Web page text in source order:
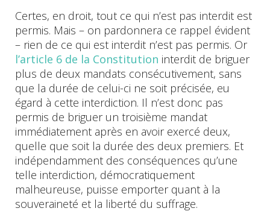
Certes, en droit, tout ce qui n’est pas interdit est
permis. Mais – on pardonnera ce rappel évident
– rien de ce qui est interdit n’est pas permis. Or
l’article 6 de la Constitution interdit de briguer
plus de deux mandats consécutivement, sans
que la durée de celui-ci ne soit précisée, eu
égard à cette interdiction. Il n’est donc pas
permis de briguer un troisième mandat
immédiatement après en avoir exercé deux,
quelle que soit la durée des deux premiers. Et
indépendamment des conséquences qu’une
telle interdiction, démocratiquement
malheureuse, puisse emporter quant à la
souveraineté et la liberté du suffrage.